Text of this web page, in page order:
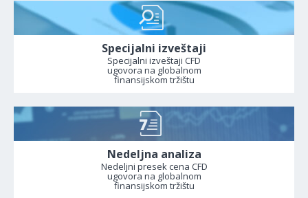
Specijalni izveštaji
Specijalni izveštaji CFD
ugovora na globalnom
finansijskom tržištu
Nedeljna analiza
Nedeljni presek cena CFD
ugovora na globalnom
finansijskom tržištu